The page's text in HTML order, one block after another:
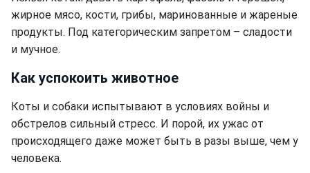
жирное мясо, кости, грибы, маринованные и жареные
продукты. Под категорическим запретом – сладости
и мучное.
Как успокоить животное
Коты и собаки испытывают в условиях войны и
обстрелов сильный стресс. И порой, их ужас от
происходящего даже может быть в разы выше, чем у
человека.